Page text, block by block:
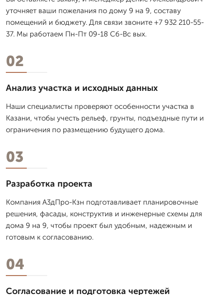
уточняет ваши пожелания по дому 9 на 9, составу
помещений и бюджету. Для связи звоните +7 932 210-55-
37. Мы работаем Пн-Пт 09-18 Сб-Вс вых.
02
Анализ участка и исходных данных
Наши специалисты проверяют особенности участка в
Казани, чтобы учесть рельеф, грунты, подъездные пути и
ограничения по размещению будущего дома.
03
Разработка проекта
Компания А3дПро-Кзн подготавливает планировочные
решения, фасады, конструктив и инженерные схемы для
дома 9 на 9, чтобы проект был удобным, надежным и
готовым к согласованию.
04
Согласование и подготовка чертежей